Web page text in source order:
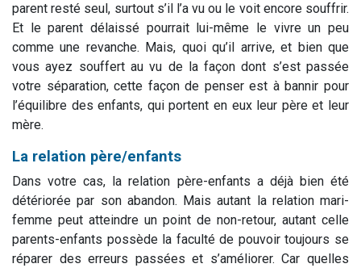
parent resté seul, surtout s’il l’a vu ou le voit encore souffrir.
Et le parent délaissé pourrait lui-même le vivre un peu
comme une revanche. Mais, quoi qu’il arrive, et bien que
vous ayez souffert au vu de la façon dont s’est passée
votre séparation, cette façon de penser est à bannir pour
l’équilibre des enfants, qui portent en eux leur père et leur
mère.
La relation père/enfants
Dans votre cas, la relation père-enfants a déjà bien été
détériorée par son abandon. Mais autant la relation mari-
femme peut atteindre un point de non-retour, autant celle
parents-enfants possède la faculté de pouvoir toujours se
réparer des erreurs passées et s’améliorer. Car quelles